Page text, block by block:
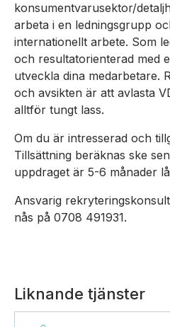
konsumentvarusektor/
arbeta i en ledningsgrupp
internationellt arbete. Som
och resultatorienterad med
utveckla dina medarbetare.
och avsikten är att avlasta
alltför tungt lass.
Om du är intresserad och
Tillsättning beräknas ske
uppdraget är 5-6 månader
Ansvarig
nås på 0708 491931.
Liknande tjänster